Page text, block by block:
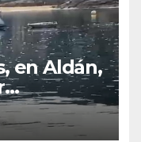
en Aldán,
tras